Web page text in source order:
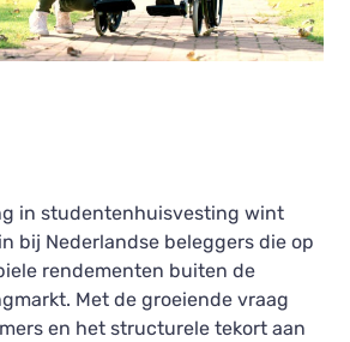
in studentenhuisvesting wint
bij Nederlandse beleggers die op
rendementen buiten de
Met de groeiende vraag
en het structurele tekort aan